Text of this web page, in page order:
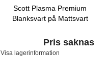
Scott Plasma Premium
Blanksvart på Mattsvart
Pris saknas
Visa lagerinformation